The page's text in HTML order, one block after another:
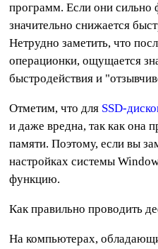
программ. Если они сильно
значительно снижается
Нетрудно заметить, что
операционки, ощущается
быстродействия и
Отметим, что для SSD-
и даже вредна, так как она
памяти. Поэтому, если вы
настройках системы
функцию.
Как правильно проводить
На компьютерах,